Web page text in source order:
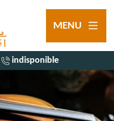
MENU
indisponible